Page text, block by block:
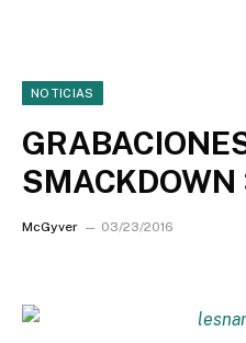
NOTICIAS
McGyver 03/23/2016